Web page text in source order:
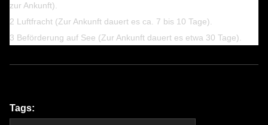
zur Ankunft).
2 Luftfracht (Zur Ankunft dauert es ca. 7 bis 10 Tage).
3 Beförderung auf See (Zur Ankunft dauert es etwa 30 Tage).
Tags: